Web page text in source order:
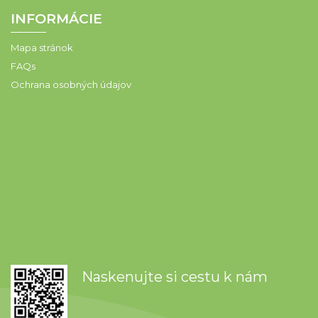
INFORMÁCIE
Mapa stránok
FAQs
Ochrana osobných údajov
Naskenujte si cestu k nám